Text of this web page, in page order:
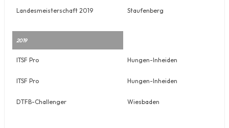
Landesmeisterschaft 2019 Staufenberg
2019
ITSF Pro Hungen-Inheiden
ITSF Pro Hungen-Inheiden
DTFB-Challenger Wiesbaden